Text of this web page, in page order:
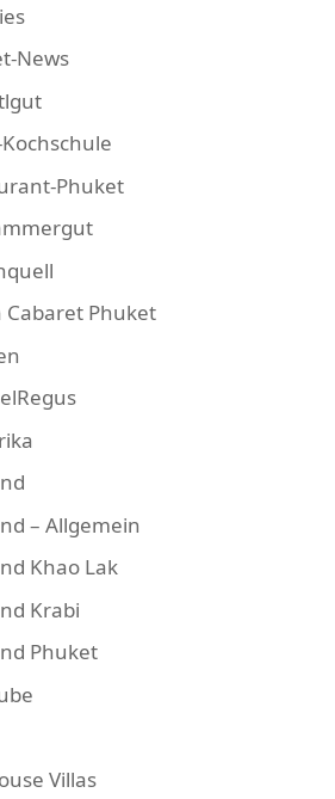
News
Phuket
Cabaret Phuket
– Allgemein
Khao Lak
Krabi
Phuket
Villas